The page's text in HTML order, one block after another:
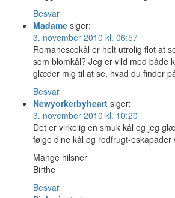
Besvar
Madame siger:
3. november 2010 kl. 06:57
Romanescokål er helt utrolig flot at
som blomkål? Jeg er vild med både
glæder mig til at se, hvad du finder
Besvar
Newyorkerbyheart siger:
3. november 2010 kl. 10:20
Det er virkelig en smuk kål og jeg
følge dine kål og rodfrugt-eskapader
Mange hilsner
Birthe
Besvar